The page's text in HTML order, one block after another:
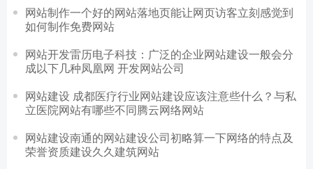
网站制作一个好的网站落地页能让网页访客立刻感觉到
如何制作免费网站
网站开发雷历电子科技：广泛的企业网站建设一般会分
成以下几种凤凰网 开发网站公司
网站建设 成都医疗行业网站建设应该注意些什么？与私
立医院网站有哪些不同腾云网络网站
网站建设南通的网站建设公司初略算一下网络的特点及
荣誉资质建设久久建筑网站